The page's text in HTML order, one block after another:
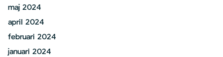
maj 2024
april 2024
februari 2024
januari 2024